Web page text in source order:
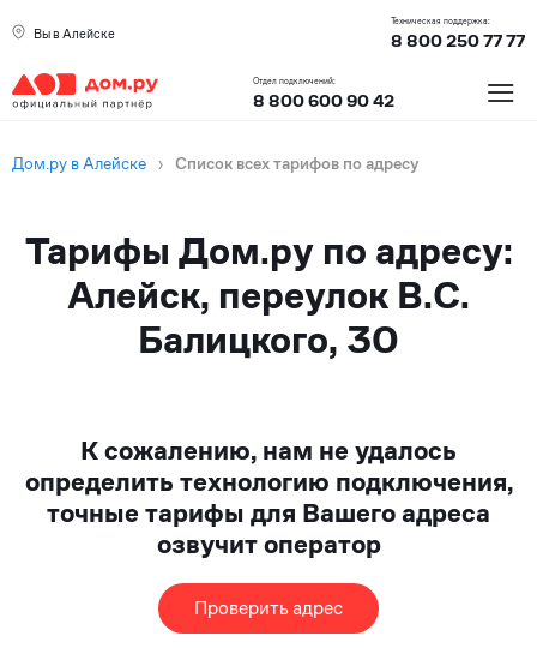
Вы в Алейске
Техническая поддержка:
8 800 250 77 77
Отдел подключений:
8 800 600 90 42 ≡
Дом.ру в Алейске › Список всех тарифов по адресу
Тарифы Дом.ру по адресу:
Алейск, переулок В.С.
Балицкого, 30
К сожалению, нам не удалось
определить технологию подключения,
точные тарифы для Вашего адреса
озвучит оператор
Проверить адрес